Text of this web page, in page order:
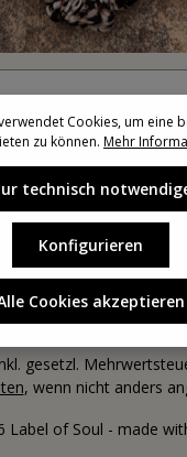
Label of Soul - made
gesetzl.
, wenn nicht anders
Cookies, um eine
zu können. Mehr
technisch
Konfigurieren
Cookies akzeptieren